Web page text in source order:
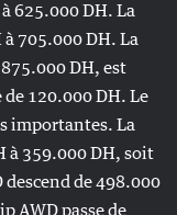
625.000 DH. La
705.000 DH. La
DH, est
120.000 DH. Le
importantes. La
à 359.000 DH, soit
descend de 498.000
AWD passe de